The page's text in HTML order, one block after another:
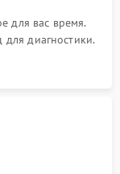
для вас время.
диагностики.